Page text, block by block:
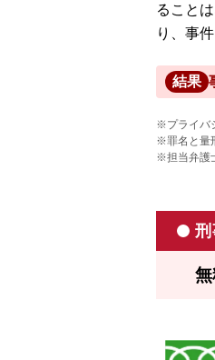
ること
り、事
結果
※プライバ
※罪名と量
※担当弁護